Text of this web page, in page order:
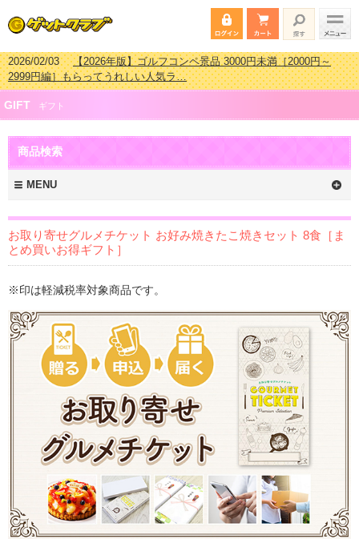
2026/07/15【2026年版】ビンゴゲーム景品おすすめ金額別人気ランキ
ング 更新しました！
2026/04/03【2026年版】ゴルフコンペ景品 3000円未満［2000円～
2999円編］もらってうれしい人気ラ…
2026/02/16【2026年版】結婚式の二次会で貰って嬉しい景品とは？ 更
新しました！
2026/02/03
2999円編］もらってうれしい人気ラ…
GIFT ギフト
商品検索
MENU
お取り寄せグルメチケット お好み焼きたこ焼きセット 8食［ま
とめ買いお得ギフト］
※印は軽減税率対象商品です。